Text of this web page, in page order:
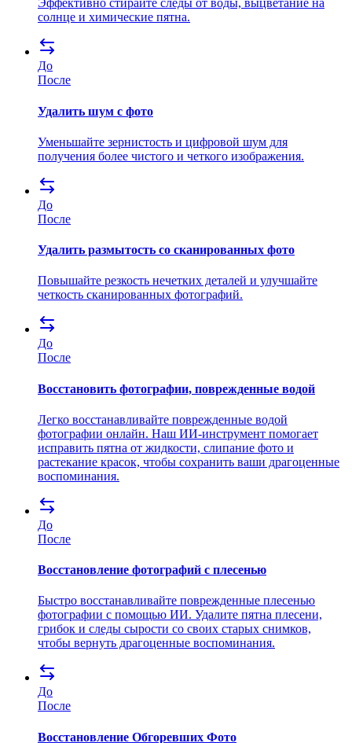
Эффективно стирайте следы от воды, выцветание на
солнце и химические пятна.
До
После
Удалить шум с фото
Уменьшайте зернистость и цифровой шум для
получения более чистого и четкого изображения.
До
После
Удалить размытость со сканированных фото
Повышайте резкость нечетких деталей и улучшайте
четкость сканированных фотографий.
До
После
Восстановить фотографии, поврежденные водой
Легко восстанавливайте поврежденные водой
фотографии онлайн. Наш ИИ-инструмент помогает
исправить пятна от жидкости, слипание фото и
растекание красок, чтобы сохранить ваши драгоценные
воспоминания.
До
После
Восстановление фотографий с плесенью
Быстро восстанавливайте поврежденные плесенью
фотографии с помощью ИИ. Удалите пятна плесени,
грибок и следы сырости со своих старых снимков,
чтобы вернуть драгоценные воспоминания.
До
После
Восстановление Обгоревших Фото